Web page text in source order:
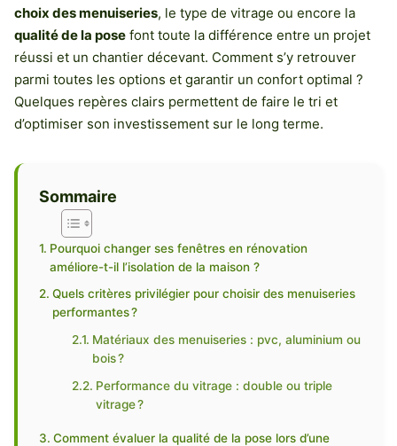
choix des menuiseries, le type de vitrage ou encore la
qualité de la pose font toute la différence entre un projet
réussi et un chantier décevant. Comment s’y retrouver
parmi toutes les options et garantir un confort optimal ?
Quelques repères clairs permettent de faire le tri et
d’optimiser son investissement sur le long terme.
Sommaire
Pourquoi changer ses fenêtres en rénovation
améliore-t-il l’isolation de la maison ?
Quels critères privilégier pour choisir des menuiseries
performantes ?
Matériaux des menuiseries : pvc, aluminium ou
bois ?
Performance du vitrage : double ou triple
vitrage ?
Comment évaluer la qualité de la pose lors d’une